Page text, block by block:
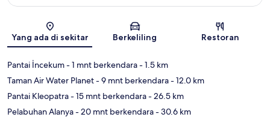
Peta
Yang ada di sekitar Berkeliling Restoran
Pantai İncekum- 1 mnt berkendara- 1.5 km
Taman Air Water Planet- 9 mnt berkendara- 12.0 km
Pantai Kleopatra- 15 mnt berkendara- 26.5 km
Pelabuhan Alanya- 20 mnt berkendara- 30.6 km